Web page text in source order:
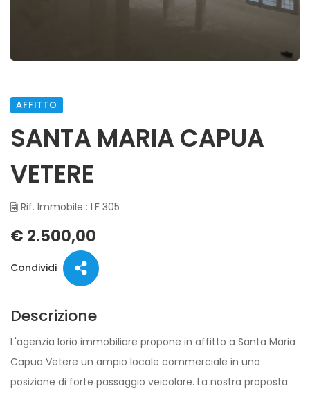
AFFITTO
SANTA MARIA CAPUA
VETERE
Rif. Immobile : LF 305
€ 2.500,00
Condividi
Descrizione
L'agenzia Iorio immobiliare propone in affitto a Santa Maria
Capua Vetere un ampio locale commerciale in una
posizione di forte passaggio veicolare. La nostra proposta